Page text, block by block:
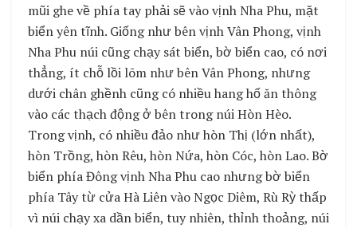
mũi ghe về phía tay phải sẽ vào vịnh Nha Phu, mặt
biển yên tĩnh. Giống như bên vịnh Vân Phong, vịnh
Nha Phu núi cũng chạy sát biển, bờ biển cao, có nơi
thẳng, ít chỗ lồi lõm như bên Vân Phong, nhưng
dưới chân ghềnh cũng có nhiều hang hố ăn thông
vào các thạch động ở bên trong núi Hòn Hèo.
Trong vịnh, có nhiều đảo như hòn Thị (lớn nhất),
hòn Trồng, hòn Rêu, hòn Nứa, hòn Cóc, hòn Lao. Bờ
biển phía Đông vịnh Nha Phu cao nhưng bờ biển
phía Tây từ cửa Hà Liên vào Ngọc Diêm, Rù Rỳ thấp
vì núi chạy xa dần biển, tuy nhiên, thỉnh thoảng, núi